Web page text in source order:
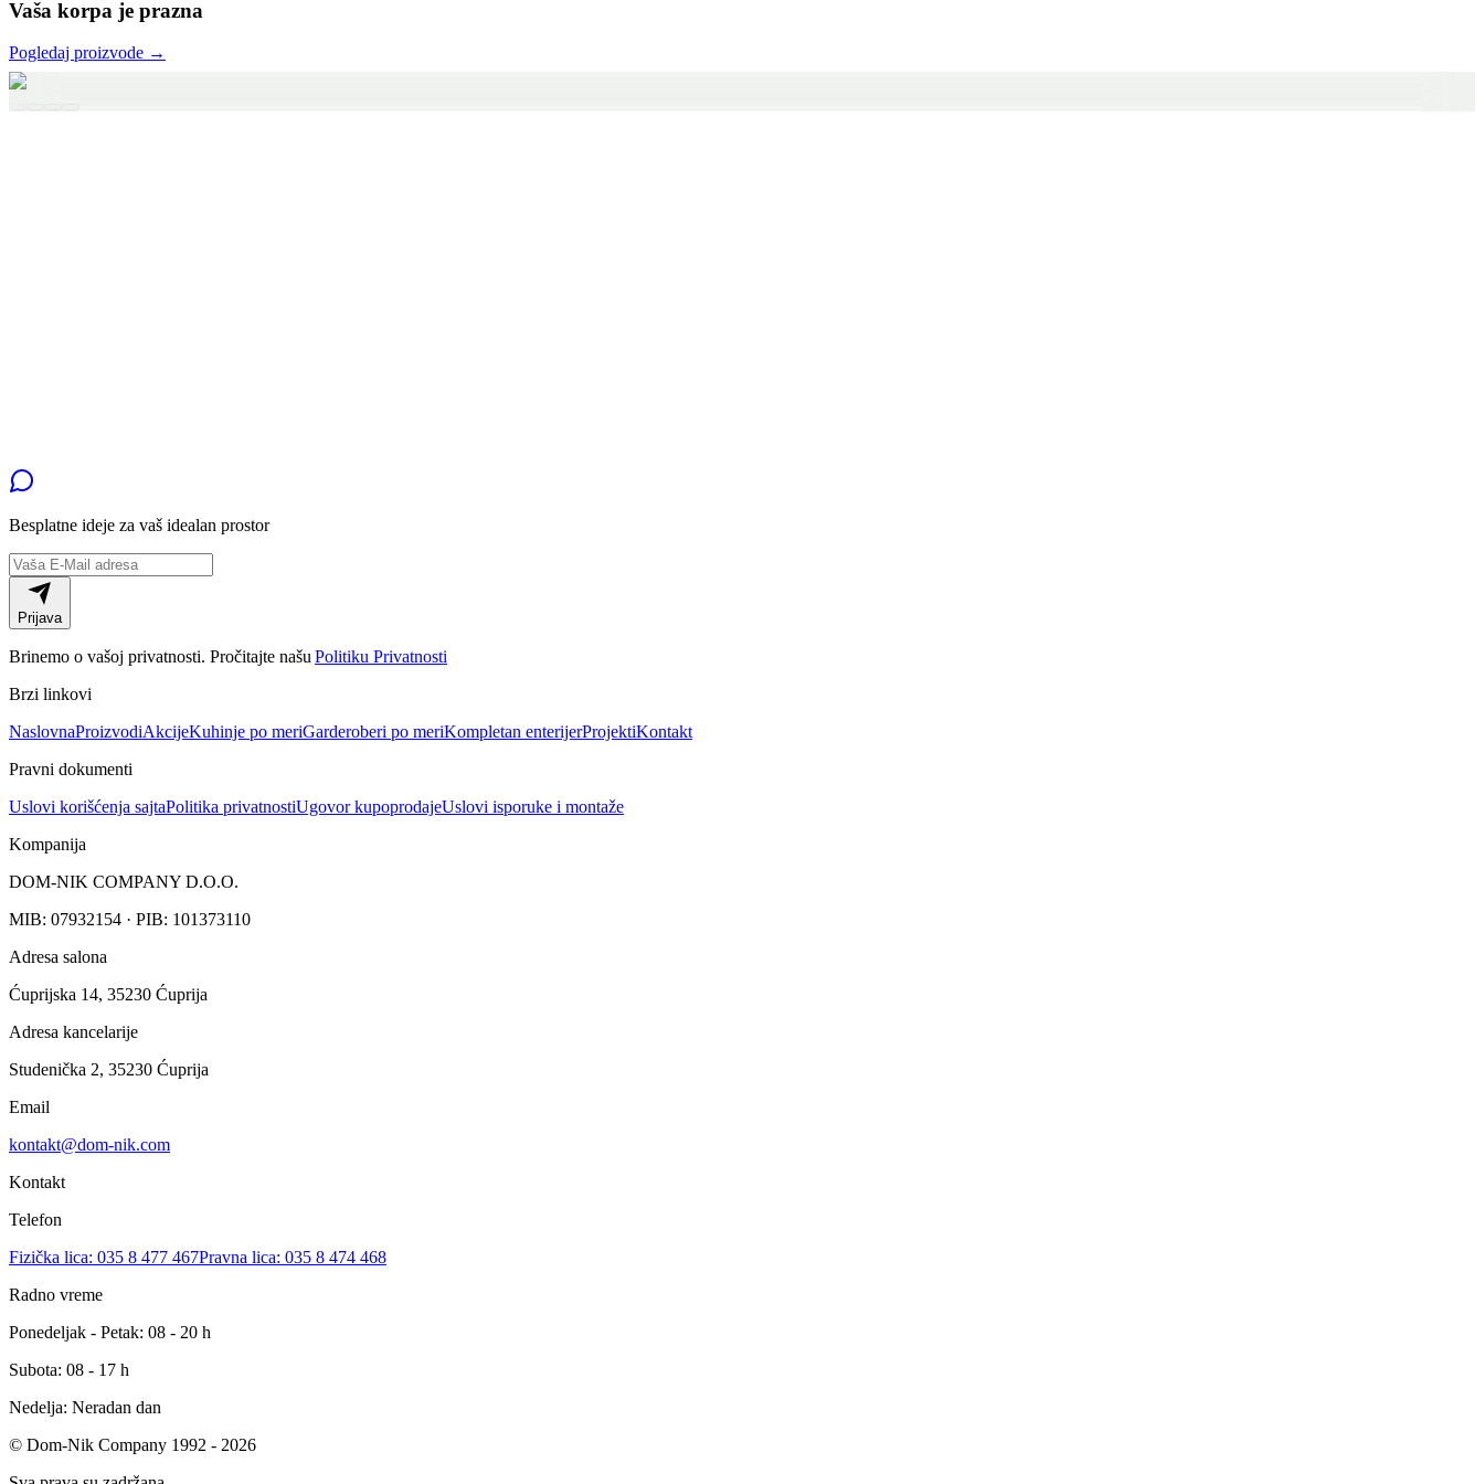
Vaša korpa je prazna
Pogledaj proizvode →
Besplatne ideje za vaš idealan prostor
Prijava
Brinemo o vašoj privatnosti. Pročitajte našu Politiku Privatnosti
Brzi linkovi
NaslovnaProizvodiAkcijeKuhinje po meriGarderoberi po meriKompletan enterijerProjektiKontakt
Pravni dokumenti
Uslovi korišćenja sajtaPolitika privatnostiUgovor kupoprodajeUslovi isporuke i montaže
Kompanija
DOM-NIK COMPANY D.O.O.
MIB: 07932154 · PIB: 101373110
Adresa salona
Ćuprijska 14, 35230 Ćuprija
Adresa kancelarije
Studenička 2, 35230 Ćuprija
Email
kontakt@dom-nik.com
Kontakt
Telefon
Fizička lica: 035 8 477 467Pravna lica: 035 8 474 468
Radno vreme
Ponedeljak - Petak: 08 - 20 h
Subota: 08 - 17 h
Nedelja: Neradan dan
© Dom-Nik Company 1992 - 2026